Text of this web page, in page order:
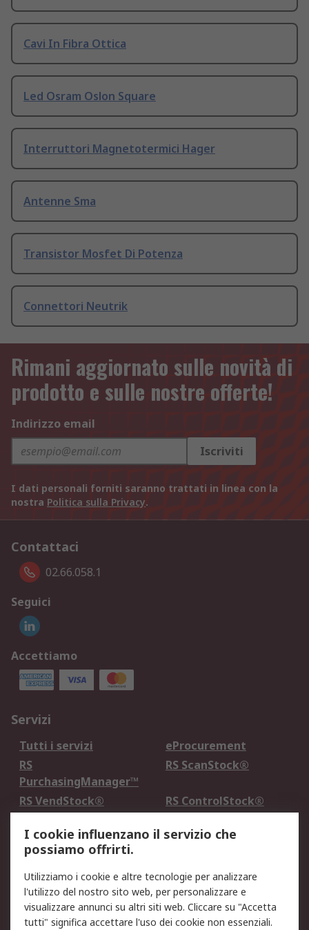
Cavi In Fibra Ottica
Led Osram Oslon Square
Interruttori Magnetotermici Hager
Antenne Sma
Transistor Mosfet Di Potenza
Connettori Neutrik
Rimani aggiornato sulle novità di
prodotto e sulle nostre offerte!
Indirizzo email
Iscriviti
I dati personali forniti saranno trattati in linea con la
nostra Politica sulla Privacy.
Contattaci
02.66.058.1
Seguici
Accettiamo
Servizi
Tutti i servizi
eProcurement
RS
PurchasingManager™
RS ScanStock®
RS VendStock®
RS ControlStock®
Legale
Informativa Cookie
Informativa Privacy -
Aggiornata
Email Security
Termini d'uso
I cookie influenzano il servizio che
possiamo offrirti.
Utilizziamo i cookie e altre tecnologie per analizzare
l'utilizzo del nostro sito web, per personalizzare e
visualizzare annunci su altri siti web. Cliccare su "Accetta
tutti" significa accettare l'uso dei cookie non essenziali.